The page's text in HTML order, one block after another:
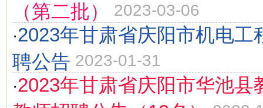
（第二批）
2023-03-06
·2023年甘肃省庆阳市机电工
聘公告 2023-01-31
·2023年甘肃省庆阳市华池县